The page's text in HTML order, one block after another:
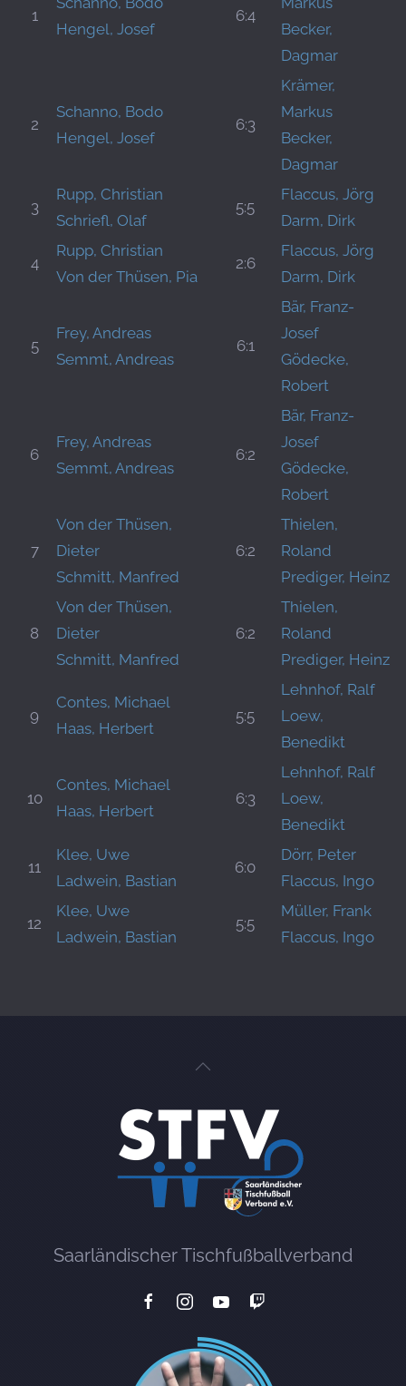
1
Hengel, Josef
6:4
Becker,
Dagmar
2
Schanno, Bodo
Hengel, Josef
6:3
Krämer,
Markus
Becker,
Dagmar
3
Rupp, Christian
Schriefl, Olaf
5:5
Flaccus, Jörg
Darm, Dirk
4
Rupp, Christian
Von der Thüsen, Pia
2:6
Flaccus, Jörg
Darm, Dirk
5
Frey, Andreas
Semmt, Andreas
6:1
Bär, Franz-
Josef
Gödecke,
Robert
6
Frey, Andreas
Semmt, Andreas
6:2
Bär, Franz-
Josef
Gödecke,
Robert
7
Von der Thüsen,
Dieter
Schmitt, Manfred
6:2
Thielen,
Roland
Prediger, Heinz
8
Von der Thüsen,
Dieter
Schmitt, Manfred
6:2
Thielen,
Roland
Prediger, Heinz
9
Contes, Michael
Haas, Herbert
5:5
Lehnhof, Ralf
Loew,
Benedikt
10
Contes, Michael
Haas, Herbert
6:3
Lehnhof, Ralf
Loew,
Benedikt
11
Klee, Uwe
Ladwein, Bastian
6:0
Dörr, Peter
Flaccus, Ingo
12
Klee, Uwe
Ladwein, Bastian
5:5
Müller, Frank
Flaccus, Ingo
Saarländischer Tischfußballverband